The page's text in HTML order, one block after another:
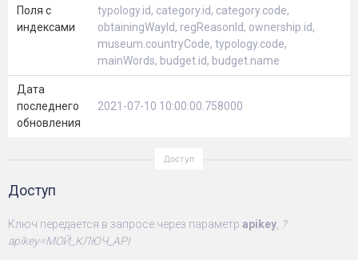
Поля с
индексами
typology.id, category.id, category.code,
obtainingWayId, regReasonId, ownership.id,
museum.countryCode, typology.code,
mainWords, budget.id, budget.name
Дата
последнего
обновления
2021-07-10 10:00:00.758000
Доступ
Ключ передается в запросе через параметр apikey, ?
apikey=МОЙ_КЛЮЧ_API